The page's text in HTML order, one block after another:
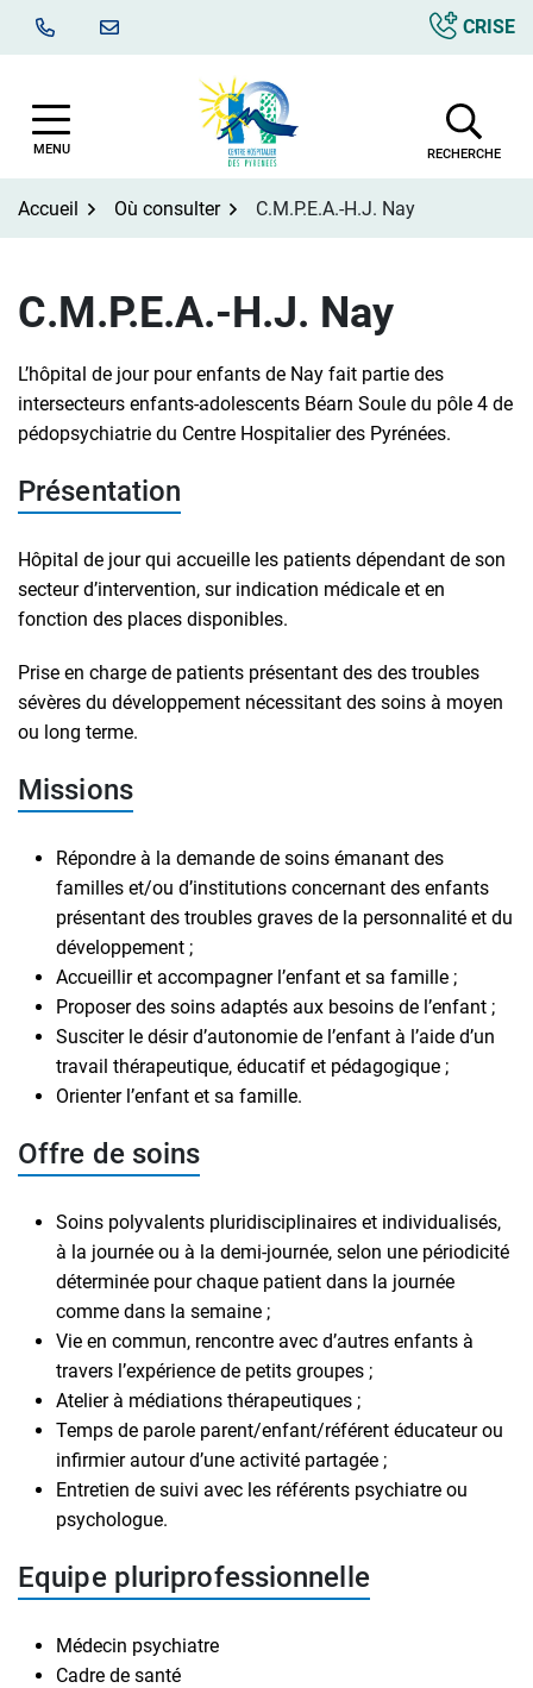
CRISE
MENU RECHERCHE
Accueil Où consulter C.M.P.E.A.-H.J. Nay
C.M.P.E.A.-H.J. Nay
L’hôpital de jour pour enfants de Nay fait partie des
intersecteurs enfants-adolescents Béarn Soule du pôle 4 de
pédopsychiatrie du Centre Hospitalier des Pyrénées.
Présentation
Hôpital de jour qui accueille les patients dépendant de son
secteur d’intervention, sur indication médicale et en
fonction des places disponibles.
Prise en charge de patients présentant des des troubles
sévères du développement nécessitant des soins à moyen
ou long terme.
Missions
Répondre à la demande de soins émanant des
familles et/ou d’institutions concernant des enfants
présentant des troubles graves de la personnalité et du
développement ;
Accueillir et accompagner l’enfant et sa famille ;
Proposer des soins adaptés aux besoins de l’enfant ;
Susciter le désir d’autonomie de l’enfant à l’aide d’un
travail thérapeutique, éducatif et pédagogique ;
Orienter l’enfant et sa famille.
Offre de soins
Soins polyvalents pluridisciplinaires et individualisés,
à la journée ou à la demi-journée, selon une périodicité
déterminée pour chaque patient dans la journée
comme dans la semaine ;
Vie en commun, rencontre avec d’autres enfants à
travers l’expérience de petits groupes ;
Atelier à médiations thérapeutiques ;
Temps de parole parent/enfant/référent éducateur ou
infirmier autour d’une activité partagée ;
Entretien de suivi avec les référents psychiatre ou
psychologue.
Equipe pluriprofessionnelle
Médecin psychiatre
Cadre de santé